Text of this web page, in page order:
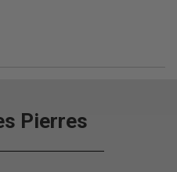
Pierres